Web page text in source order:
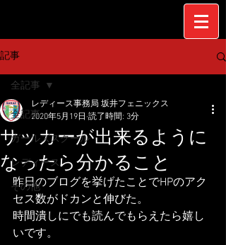
記事
全記事
ガールズスクール
レディース
その他
全記事
サッカーが出来るように
なったら分かること
レディース事務局 坂井フェニックス
2020年5月19日 読了時間: 3分
昨日のブログを挙げたことでHPのアク
セス数がドカンと伸びた。
時間潰しにでも読んでもらえたら嬉し
いです。